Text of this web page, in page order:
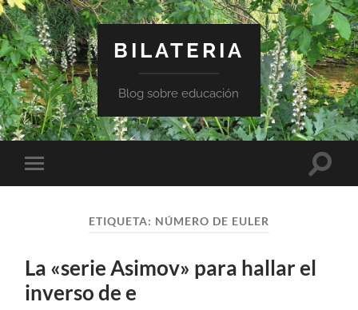
BILATERIA
Blog sobre educación
Alternar
el
ETIQUETA: NÚMERO DE EULER
La «serie Asimov» para hallar el
inverso de e